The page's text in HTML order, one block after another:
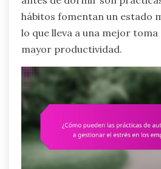
hábitos fomentan un estado
lo que lleva a una mejor toma
mayor productividad.